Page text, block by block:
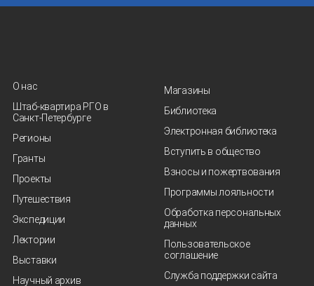
О нас
Штаб-квартира РГО в
Санкт‑Петербурге
Регионы
Гранты
Проекты
Путешествия
Экспедиции
Лектории
Выставки
Научный архив
Магазины
Библиотека
Электронная библиотека
Вступить в общество
Взносы и пожертвования
Программы лояльности
Обработка персональных
данных
Пользовательское
соглашение
Служба поддержки сайта